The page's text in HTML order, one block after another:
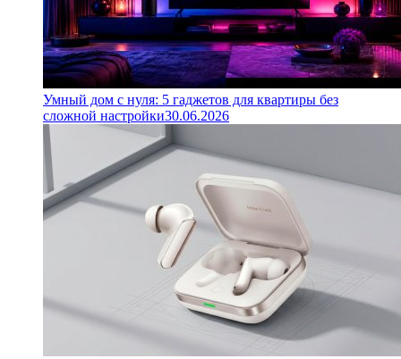
Умный дом с нуля: 5 гаджетов для квартиры без
сложной настройки30.06.2026